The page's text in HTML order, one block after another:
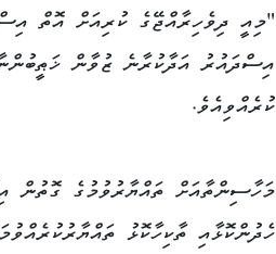
"މިއީ ދިވެހިރާއްޖޭގެ ކުރިއަށް އޮތް
އިސްދައުރު އަދާކުރާނެ ޒުވާން
ކުރެއްވިއެވެ.
މަހާސިންތާއަށް ތައްޔާރުވުމުގެ ގޮތުން
ހެދުންކޮޅާއި ތާކިހާކޮޅު